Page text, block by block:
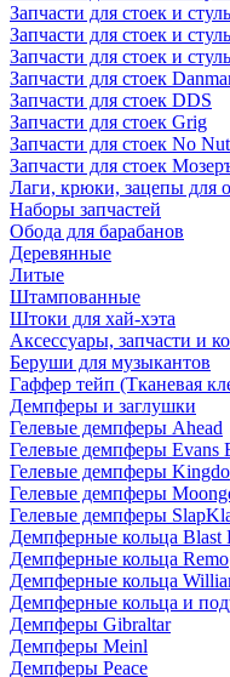
Запчасти для стоек и
Запчасти для стоек и
Запчасти для стоек и
Запчасти для стоек
Запчасти для стоек DDS
Запчасти для стоек Grig
Запчасти для стоек No
Запчасти для стоек
Лаги, крюки, зацепы для
Наборы запчастей
Обода для барабанов
Деревянные
Литые
Штампованные
Штоки для хай-хэта
Аксессуары, запчасти и
Беруши для музыкантов
Гаффер тейп (Тканевая
Демпферы и заглушки
Гелевые демпферы Ahead
Гелевые демпферы Evans
Гелевые демпферы Kingdo
Гелевые демпферы
Гелевые демпферы
Демпферные кольца Blast
Демпферные кольца Remo
Демпферные кольца
Демпферные кольца и
Демпферы Gibraltar
Демпферы Meinl
Демпферы Peace